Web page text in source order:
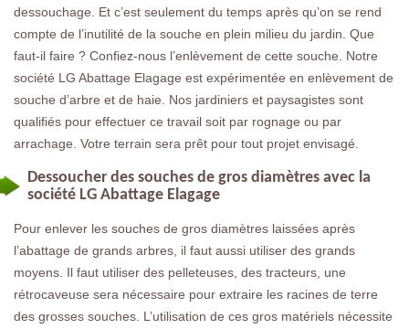
dessouchage. Et c’est seulement du temps après qu’on se rend
compte de l’inutilité de la souche en plein milieu du jardin. Que
faut-il faire ? Confiez-nous l’enlèvement de cette souche. Notre
société LG Abattage Elagage est expérimentée en enlèvement de
souche d’arbre et de haie. Nos jardiniers et paysagistes sont
qualifiés pour effectuer ce travail soit par rognage ou par
arrachage. Votre terrain sera prêt pour tout projet envisagé.
Dessoucher des souches de gros diamètres avec la
société LG Abattage Elagage
Pour enlever les souches de gros diamètres laissées après
l’abattage de grands arbres, il faut aussi utiliser des grands
moyens. Il faut utiliser des pelleteuses, des tracteurs, une
rétrocaveuse sera nécessaire pour extraire les racines de terre
des grosses souches. L’utilisation de ces gros matériels nécessite